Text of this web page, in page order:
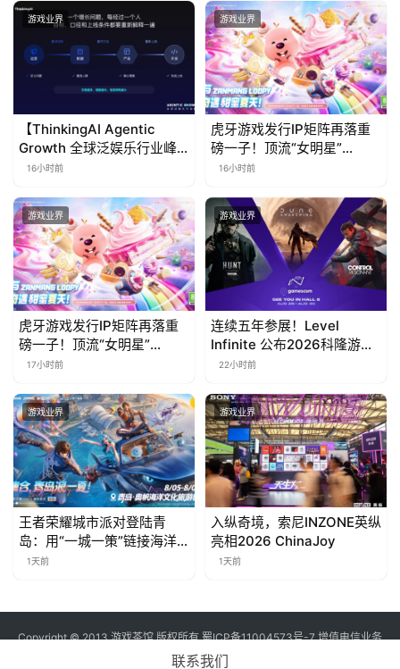
游戏业界
【ThinkingAI Agentic
Growth 全球泛娱乐行业峰
会】Agent 时代，人到底负
16小时前
游戏业界
虎牙游戏发行IP矩阵再落重
磅一子！顶流“女明星”
ZANMANG LOOPY 正版3D
曝光
16小时前
游戏业界
虎牙游戏发行IP矩阵再落重
磅一子！顶流“女明星”
ZANMANG LOOPY 正版3D
曝光
17小时前
游戏业界
连续五年参展！Level
Infinite 公布2026科隆游戏
展产品阵容
22小时前
游戏业界
王者荣耀城市派对登陆青
岛：用“一城一策”链接海洋
场景，以双向奔赴带动夏日
1天前
游戏业界
入纵奇境，索尼INZONE英纵
亮相2026 ChinaJoy
1天前
Copyright © 2013 游戏茶馆 版权所有蜀ICP备11004573号-7增值电信业务
经营许可证 川B2-20170060号
联系我们